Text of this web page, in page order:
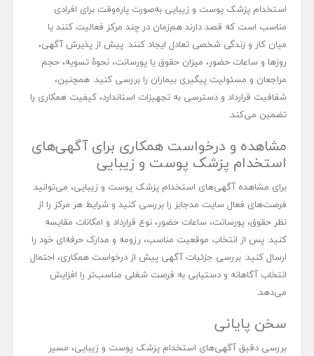
استخدام پزشک پوست و زیبایی به‌صورت پاره‌وقت برای افرادی
مناسب است که قصد دارند هم‌زمان در چند مرکز فعالیت کنند یا
میان کار و زندگی شخصی تعادل ایجاد کنند. پیش از پذیرش آگهی،
روزها و ساعات حضور، میزان حقوق یا پورسانت، نحوۀ تسویه، حجم
مراجعان و مسئولیت پیگیری بیماران را بررسی کنید. همچنین،
شفافیت قرارداد و دسترسی به تجهیزات استاندارد، کیفیت همکاری را
تضمین می‌کند.
مشاهده و درخواست همکاری برای آگهی‌های
استخدام پزشک پوست و زیبایی
برای مشاهده آگهی‌های استخدام پزشک پوست و زیبایی، می‌توانید
فرصت‌های فعال سایت مدجابز را بررسی کنید و شرایط هر مرکز را از
نظر حقوق، پورسانت، ساعات حضور، نوع قرارداد و امکانات مقایسه
کنید. پس از انتخاب موقعیت مناسب، رزومه و مدارک حرفه‌ای خود را
ارسال کنید. بررسی جزئیات آگهی پیش از درخواست همکاری، احتمال
انتخاب آگاهانه و دستیابی به فرصت شغلی مناسب‌تر را افزایش
می‌دهد.
سخن پایانی
بررسی دقیق آگهی‌های استخدام پزشک پوست و زیبایی، مسیر